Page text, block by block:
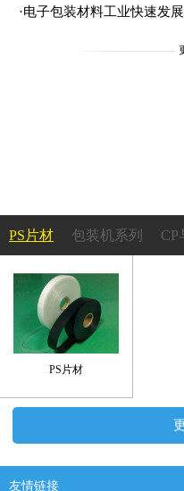
·电子包装材料工业快速发展
PS片材 包装机系列 CP
成型机系列 PS吸塑托盘系
承载带及上带系列
PS片材
友情链接